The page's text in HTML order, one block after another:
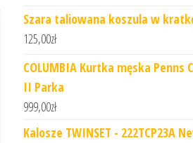
Szara taliowana koszula w
125,00zł
COLUMBIA Kurtka męska Penns
II Parka
999,00zł
Kalosze TWINSET - 222TCP23A